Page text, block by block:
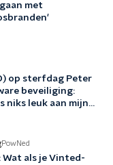
met
op sterfdag Peter
beveiliging:
niks leuk aan mijn
PowNed
als je Vinted-